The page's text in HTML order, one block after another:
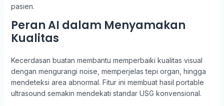
pasien.
Peran AI dalam Menyamakan
Kualitas
Kecerdasan buatan membantu memperbaiki kualitas visual
dengan mengurangi noise, memperjelas tepi organ, hingga
mendeteksi area abnormal. Fitur ini membuat hasil portable
ultrasound semakin mendekati standar USG konvensional.